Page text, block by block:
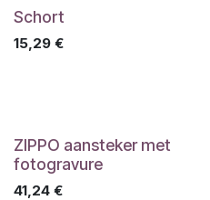
Schort
15,29 €
ZIPPO aansteker met
fotogravure
41,24 €